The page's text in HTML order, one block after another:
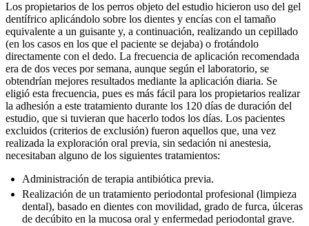
Los propietarios de los perros objeto del estudio hicieron uso del gel
dentífrico aplicándolo sobre los dientes y encías con el tamaño
equivalente a un guisante y, a continuación, realizando un cepillado
(en los casos en los que el paciente se dejaba) o frotándolo
directamente con el dedo. La frecuencia de aplicación recomendada
era de dos veces por semana, aunque según el laboratorio, se
obtendrían mejores resultados mediante la aplicación diaria. Se
eligió esta frecuencia, pues es más fácil para los propietarios realizar
la adhesión a este tratamiento durante los 120 días de duración del
estudio, que si tuvieran que hacerlo todos los días. Los pacientes
excluidos (criterios de exclusión) fueron aquellos que, una vez
realizada la exploración oral previa, sin sedación ni anestesia,
necesitaban alguno de los siguientes tratamientos:
Administración de terapia antibiótica previa.
Realización de un tratamiento periodontal profesional (limpieza
dental), basado en dientes con movilidad, grado de furca, úlceras
de decúbito en la mucosa oral y enfermedad periodontal grave.